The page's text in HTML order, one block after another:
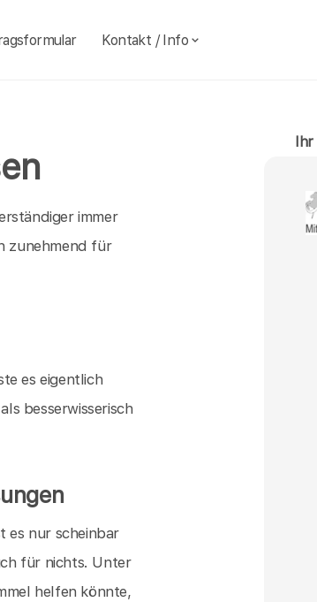
Kontakt / Info
immer
zunehmend für
es eigentlich
besserwisserisch
es nur scheinbar
für nichts. Unter
helfen könnte,
Ihr